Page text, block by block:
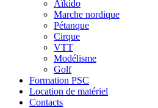
Aïkido
Marche nordique
Pétanque
Cirque
VTT
Modélisme
Golf
Formation PSC
Location de matériel
Contacts